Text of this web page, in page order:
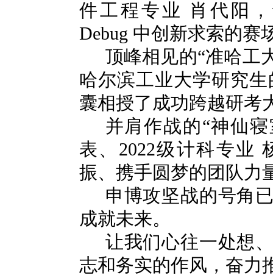
件工程专业 肖代阳
Debug 中创新求索的赛
顶峰相见的“准哈
哈尔滨工业大学研究生
囊相授了成功跨越研考
并肩作战的“神仙
表、 2022级计科专业
振、携手圆梦的团队力
申博攻坚战的号角
成就未来。
让我们心往一处想
志和务实的作风，奋力